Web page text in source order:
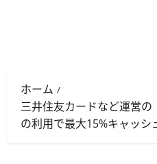
ホーム
三井住友カードなど運営
の利用で最大15%キャッシ